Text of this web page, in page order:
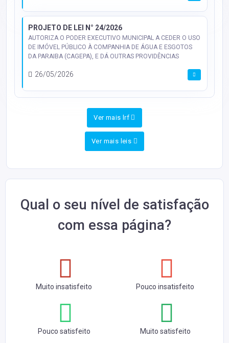
PROJETO DE LEI N° 24/2026
AUTORIZA O PODER EXECUTIVO MUNICIPAL A CEDER O USO
DE IMÓVEL PÚBLICO À COMPANHIA DE ÁGUA E ESGOTOS
DA PARAIBA (CAGEPA), E DÁ OUTRAS PROVIDÊNCIAS
26/05/2026
Ver mais lrf
Ver mais leis
Qual o seu nível de satisfação
com essa página?
Muito insatisfeito Pouco insatisfeito
Pouco satisfeito Muito satisfeito